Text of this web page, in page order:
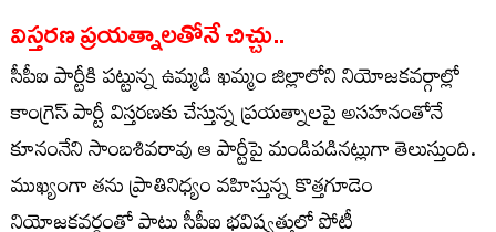
విస్తరణ ప్రయత్నాలతోనే చిచ్చు..
సీపీఐ పార్టీకి పట్టున్న ఉమ్మడి ఖమ్మం జిల్లాలోని నియోజకవర్గాల్లో
కాంగ్రెస్ పార్టీ విస్తరణకు చేస్తున్న ప్రయత్నాలపై అసహనంతోనే
కూనంనేని సాంబశివరావు ఆ పార్టీపై మండిపడినట్లుగా తెలుస్తుంది.
ముఖ్యంగా తను ప్రాతినిధ్యం వహిస్తున్న కొత్తగూడెం